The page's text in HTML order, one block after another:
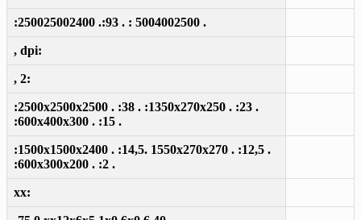
:250025002400 .:93 . : 5004002500 .
, dpi:
, 2:
:2500x2500x2500 . :38 . :1350x270x250 . :23 .
:600x400x300 . :15 .
:1500x1500x2400 . :14,5. 1550x270x270 . :12,5 .
:600x300x200 . :2 .
xx: